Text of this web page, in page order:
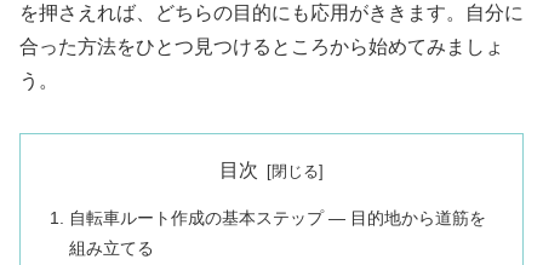
を押さえれば、どちらの目的にも応用がききます。自分に
合った方法をひとつ見つけるところから始めてみましょ
う。
目次
自転車ルート作成の基本ステップ — 目的地から道筋を
組み立てる